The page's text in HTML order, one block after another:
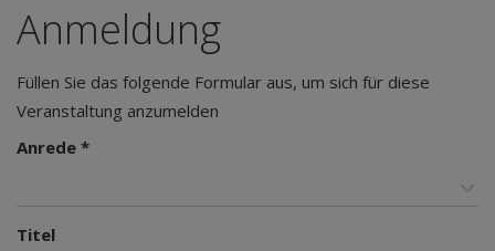
Anmeldung
Füllen Sie das folgende Formular aus, um sich für diese
Veranstaltung anzumelden
Anrede *
Titel